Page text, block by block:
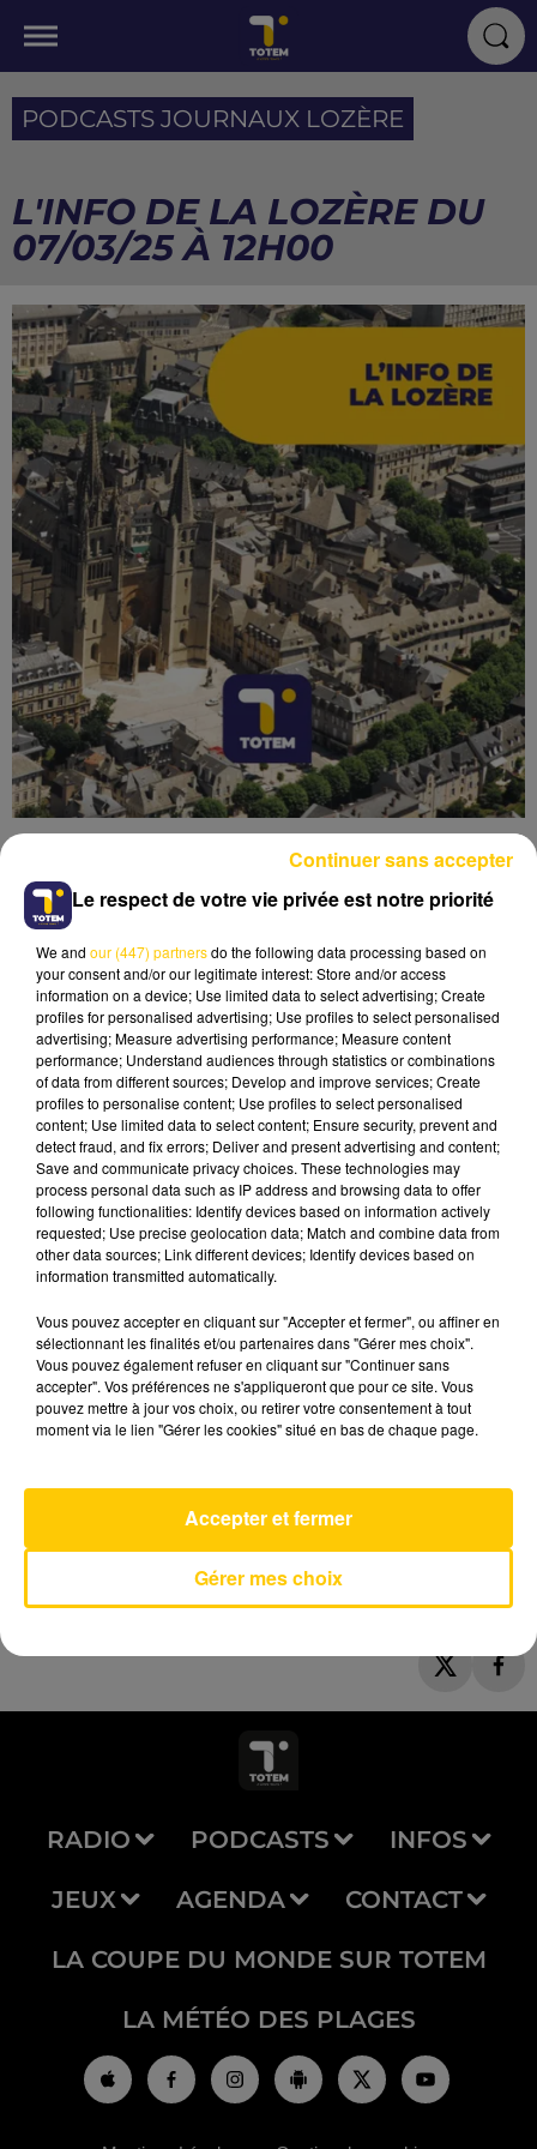
PODCASTS JOURNAUX LOZÈRE
L'INFO DE LA LOZÈRE DU
07/03/25 À 12H00
Lecture (7 min 5 sec)
7 mars 2025 - 7 min 5 sec
L'INFO DE LA LOZÈRE DU 07/03/25 À
12H00
L'info de la Lozère
BENSON BOONE
AVEYRON NORD
RADIO PODCASTS INFOS
JEUX AGENDA CONTACT
LA COUPE DU MONDE SUR TOTEM
LA MÉTÉO DES PLAGES
Le respect de votre vie privée est notre priorité
We and our (447) partnersdo the following data processing based on
your consent and/or our legitimate interest: Store and/or access
information on a device; Use limited data to select advertising; Create
profiles for personalised advertising; Use profiles to select personalised
advertising; Measure advertising performance; Measure content
performance; Understand audiences through statistics or combinations
of data from different sources; Develop and improve services; Create
profiles to personalise content; Use profiles to select personalised
content; Use limited data to select content; Ensure security, prevent and
detect fraud, and fix errors; Deliver and present advertising and content;
Save and communicate privacy choices. These technologies may
process personal data such as IP address and browsing data to offer
following functionalities: Identify devices based on information actively
requested; Use precise geolocation data; Match and combine data from
other data sources; Link different devices; Identify devices based on
information transmitted automatically.
Vous pouvez accepter en cliquant sur "Accepter et fermer", ou affiner en
sélectionnant les finalités et/ou partenaires dans "Gérer mes choix".
Vous pouvez également refuser en cliquant sur "Continuer sans
accepter". Vos préférences ne s'appliqueront que pour ce site. Vous
pouvez mettre à jour vos choix, ou retirer votre consentement à tout
moment via le lien "Gérer les cookies" situé en bas de chaque page.
Gérer mes choix
Accepter et fermer
Continuer sans accepter